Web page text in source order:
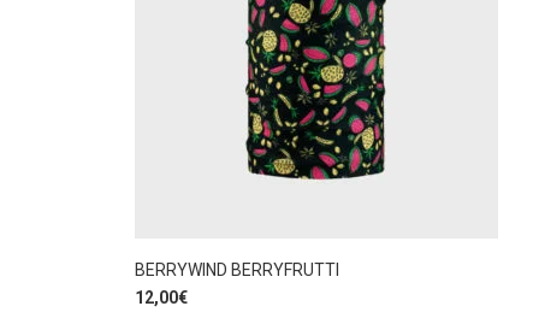
BERRYWIND BERRYFRUTTI
12,00€